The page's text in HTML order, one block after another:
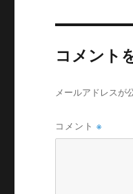
コメント
メールアドレスが
コメント※